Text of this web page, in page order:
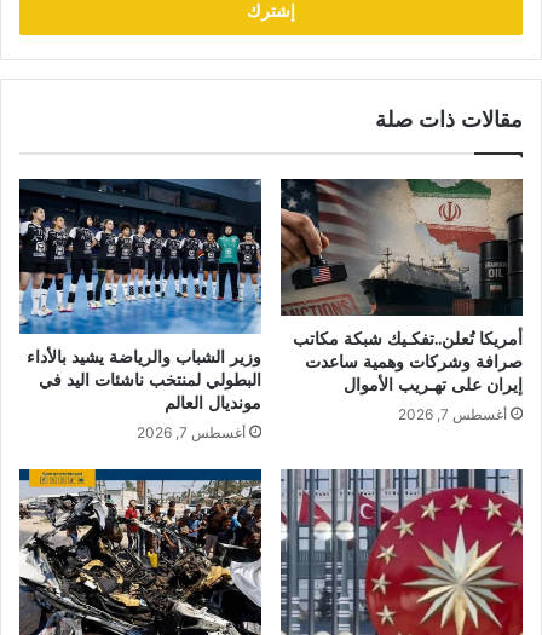
مقالات ذات صلة
أمريكا تُعلن..تفكـيك شبكة مكاتب
صرافة وشركات وهمية ساعدت
إيران على تهـريب الأموال
أغسطس 7, 2026
وزير الشباب والرياضة يشيد بالأداء
البطولي لمنتخب ناشئات اليد في
مونديال العالم
أغسطس 7, 2026